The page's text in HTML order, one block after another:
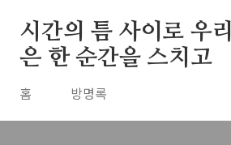
시간의 틈 사이로 우
은 한 순간을 스치고
홈 방명록